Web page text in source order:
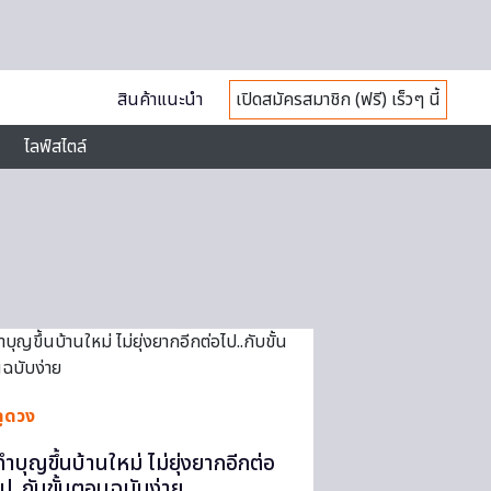
สินค้าแนะนำ
เปิดสมัครสมาชิก (ฟรี) เร็วๆ นี้
ไลฟ์สไตล์
วง
ำบุญขึ้นบ้านใหม่ ไม่ยุ่งยากอีกต่อ